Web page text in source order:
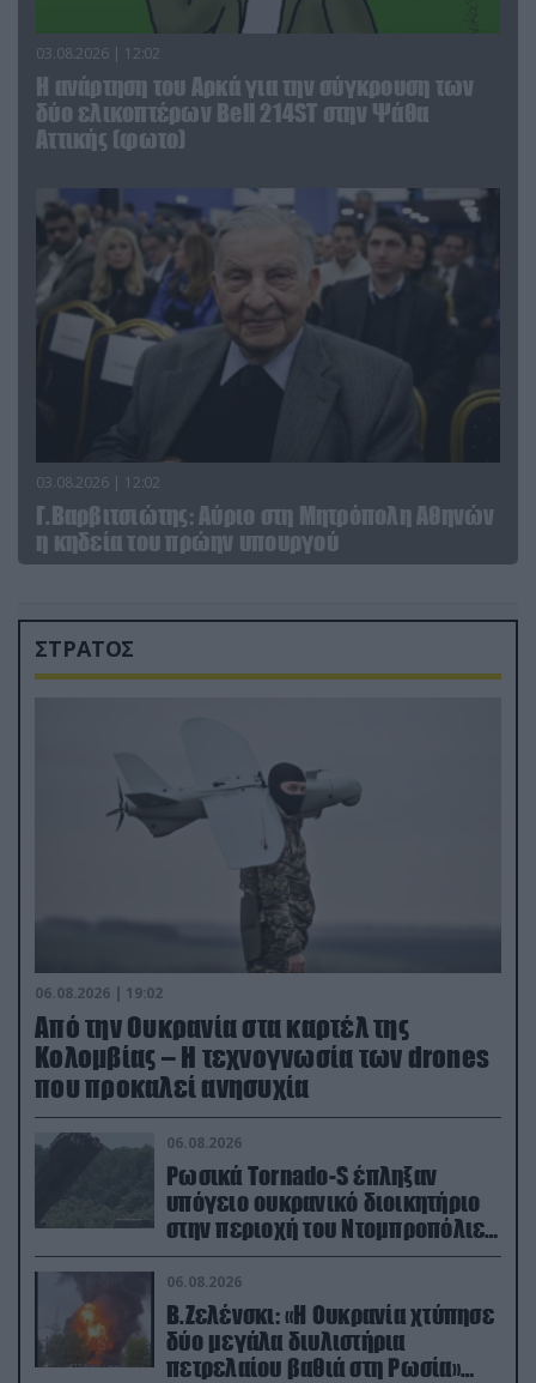
03.08.2026 | 12:02
Η ανάρτηση του Αρκά για την σύγκρουση των
δύο ελικοπτέρων Bell 214ST στην Ψάθα
Αττικής (φωτο)
03.08.2026 | 12:02
Γ.Βαρβιτσιώτης: Aύριο στη Μητρόπολη Αθηνών
η κηδεία του πρώην υπουργού
ΣΤΡΑΤΟΣ
06.08.2026 | 19:02
Από την Ουκρανία στα καρτέλ της
Κολομβίας – Η τεχνογνωσία των drones
που προκαλεί ανησυχία
06.08.2026
Ρωσικά Tornado-S έπληξαν
υπόγειο ουκρανικό διοικητήριο
στην περιοχή του Ντομπροπόλιε
(βίντεο)
06.08.2026
Β.Ζελένσκι: «Η Ουκρανία χτύπησε
δύο μεγάλα διυλιστήρια
πετρελαίου βαθιά στη Ρωσία»